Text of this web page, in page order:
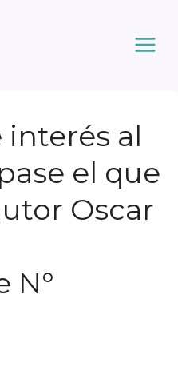
interés al
el que
Oscar
N°